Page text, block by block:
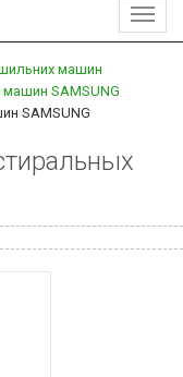
машин
SAMSUNG
SAMSUNG